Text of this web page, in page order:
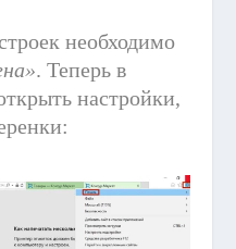
необходимо
. Теперь в
настройки,